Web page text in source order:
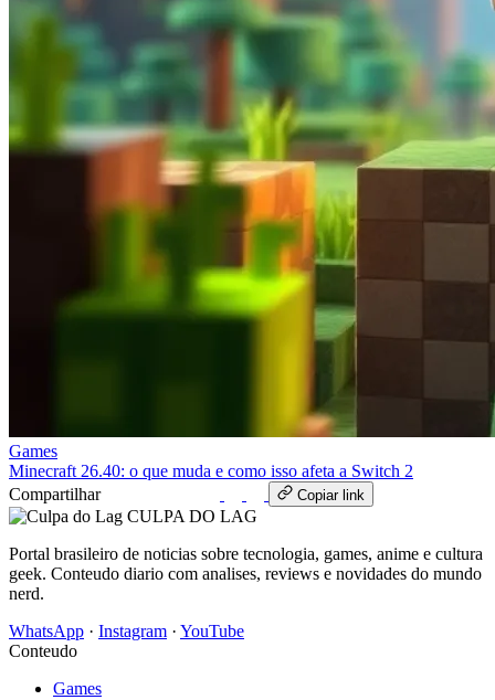
Games
Minecraft 26.40: o que muda e como isso afeta a Switch 2
Compartilhar
Copiar link
CULPA DO LAG
Portal brasileiro de noticias sobre tecnologia, games, anime e cultura
geek. Conteudo diario com analises, reviews e novidades do mundo
nerd.
WhatsApp · Instagram · YouTube
Conteudo
Games